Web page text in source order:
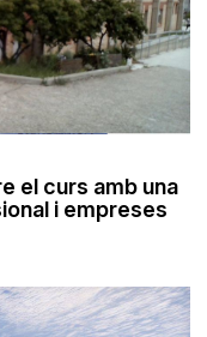
el curs amb una
i empreses